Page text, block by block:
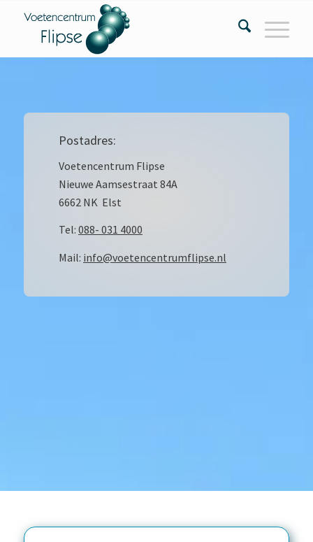
Postadres:
Voetencentrum Flipse
Nieuwe Aamsestraat 84A
6662 NK Elst
Tel: 088- 031 4000
Mail: info@voetencentrumflipse.nl